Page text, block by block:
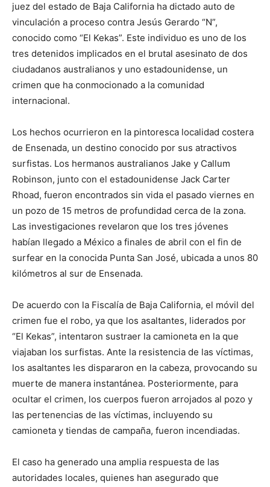
juez del estado de Baja California ha dictado auto de
vinculación a proceso contra Jesús Gerardo “N”,
conocido como “El Kekas”. Este individuo es uno de los
tres detenidos implicados en el brutal asesinato de dos
ciudadanos australianos y uno estadounidense, un
crimen que ha conmocionado a la comunidad
internacional.
Los hechos ocurrieron en la pintoresca localidad costera
de Ensenada, un destino conocido por sus atractivos
surfistas. Los hermanos australianos Jake y Callum
Robinson, junto con el estadounidense Jack Carter
Rhoad, fueron encontrados sin vida el pasado viernes en
un pozo de 15 metros de profundidad cerca de la zona.
Las investigaciones revelaron que los tres jóvenes
habían llegado a México a finales de abril con el fin de
surfear en la conocida Punta San José, ubicada a unos 80
kilómetros al sur de Ensenada.
De acuerdo con la Fiscalía de Baja California, el móvil del
crimen fue el robo, ya que los asaltantes, liderados por
“El Kekas”, intentaron sustraer la camioneta en la que
viajaban los surfistas. Ante la resistencia de las víctimas,
los asaltantes les dispararon en la cabeza, provocando su
muerte de manera instantánea. Posteriormente, para
ocultar el crimen, los cuerpos fueron arrojados al pozo y
las pertenencias de las víctimas, incluyendo su
camioneta y tiendas de campaña, fueron incendiadas.
El caso ha generado una amplia respuesta de las
autoridades locales, quienes han asegurado que